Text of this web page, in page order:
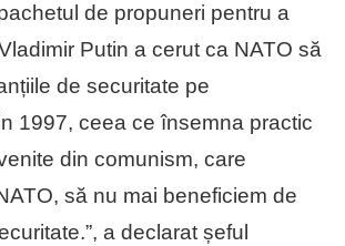
de propuneri pentru a
Putin a cerut ca NATO să
de securitate pe
1997, ceea ce însemna practic
din comunism, care
să nu mai beneficiem de
a declarat șeful